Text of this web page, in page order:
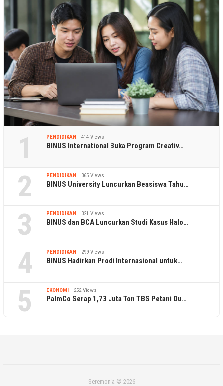
1 PENDIDIKAN 414 Views
BINUS International Buka Program Creativ…
2 PENDIDIKAN 365 Views
BINUS University Luncurkan Beasiswa Tahu…
3 PENDIDIKAN 321 Views
BINUS dan BCA Luncurkan Studi Kasus Halo…
4 PENDIDIKAN 299 Views
BINUS Hadirkan Prodi Internasional untuk…
5 EKONOMI 252 Views
PalmCo Serap 1,73 Juta Ton TBS Petani Du…
Seremonia © 2026